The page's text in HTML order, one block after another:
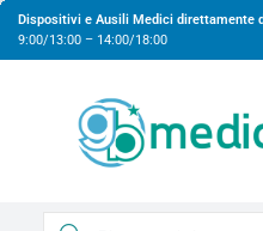
Dispositivi e Ausili Medici direttamente
9:00/13:00 – 14:00/18:00